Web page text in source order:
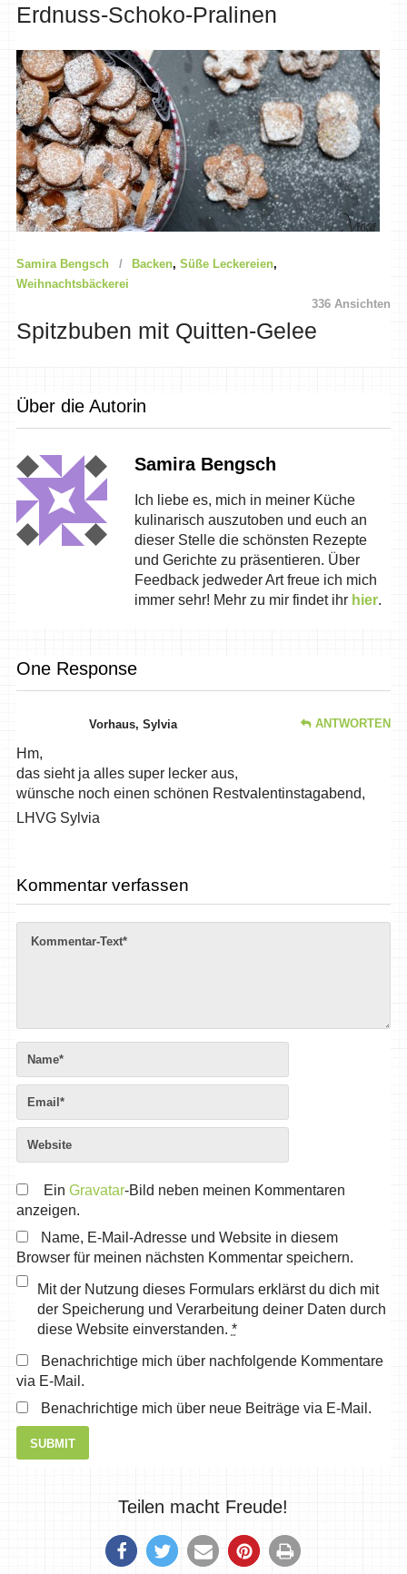
Erdnuss-Schoko-Pralinen
Samira Bengsch Backen, Süße Leckereien,
Weihnachtsbäckerei
336 Ansichten
Spitzbuben mit Quitten-Gelee
Über die Autorin
Samira Bengsch
Ich liebe es, mich in meiner Küche
kulinarisch auszutoben und euch an
dieser Stelle die schönsten Rezepte
und Gerichte zu präsentieren. Über
Feedback jedweder Art freue ich mich
immer sehr! Mehr zu mir findet ihr hier.
One Response
Vorhaus, Sylvia ANTWORTEN
Hm,
das sieht ja alles super lecker aus,
wünsche noch einen schönen Restvalentinstagabend,
LHVG Sylvia
Kommentar verfassen
Ein Gravatar-Bild neben meinen Kommentaren
anzeigen.
Name, E-Mail-Adresse und Website in diesem
Browser für meinen nächsten Kommentar speichern.
Mit der Nutzung dieses Formulars erklärst du dich mit
der Speicherung und Verarbeitung deiner Daten durch
diese Website einverstanden. *
Benachrichtige mich über nachfolgende Kommentare
via E-Mail.
Benachrichtige mich über neue Beiträge via E-Mail.
Teilen macht Freude!